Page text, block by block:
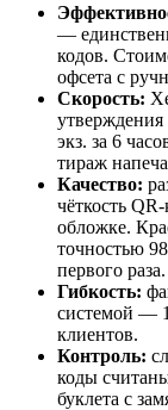
—
кодов.
офсета с
Скорость:
экз. за 6
тираж
Качество:
чёткость
обложке.
точностью
первого раза.
Гибкость:
системой —
клиентов.
Контроль:
коды
буклета с